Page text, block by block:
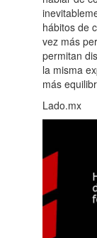
hábitos de
vez más
permitan
la misma
más
Lado.mx